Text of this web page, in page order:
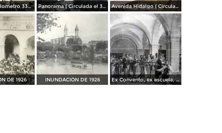
Deslave del kilometro 334 de la via ferrea del ferrocarril. Panorama ( Circulada el 30 de Abril de 1924 ). Avenida Hidalgo ( Circulada el 29 de Noviembre de 1936 ).
DE 1926 INUNDACIÓN DE 1926 Ex Convento, ex escuela, ex cárcel, ex cuartel y más